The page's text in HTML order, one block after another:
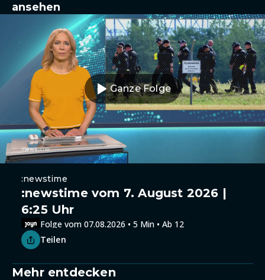
ansehen
Ganze Folge
:newstime
:newstime vom 7. August 2026 |
6:25 Uhr
Folge vom 07.08.2026 • 5 Min • Ab 12
Teilen
Mehr entdecken